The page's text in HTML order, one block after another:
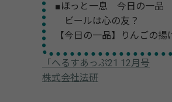
■ほっと一息 今日の一
ビールは心の友？
【今日の一品】りんごの揚
「へるすあっぷ21 12月号
株式会社法研